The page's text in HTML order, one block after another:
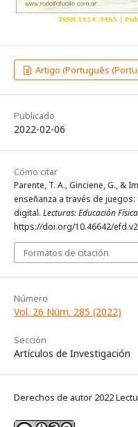
Artigo (Português
Publicado
2022-02-06
Cómo citar
Parente, T. A., Ginciene, G., &
enseñanza a través de
digital. Lecturas: Educación
https://doi.org/10.46642/
Formatos de citación
Número
Vol. 26 Núm. 285 (2022)
Sección
Artículos de Investigación
Derechos de autor 2022